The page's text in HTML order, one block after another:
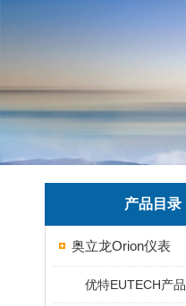
产品目录
奥立龙Orion仪表
优特EUTECH产品